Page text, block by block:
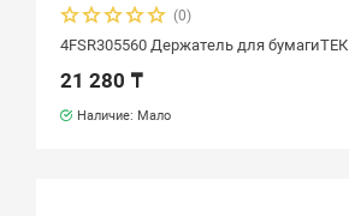
(0)
4FSR305560 Держатель для бумагиТЕК
21 280 ₸
Наличие: Мало